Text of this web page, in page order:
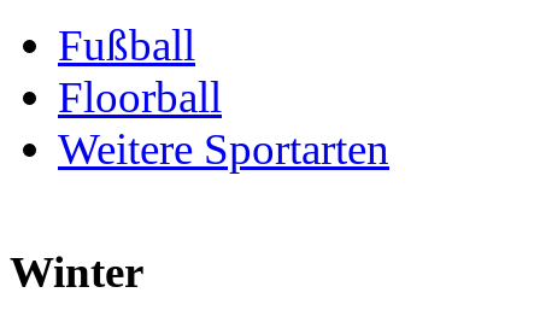
Fußball
Floorball
Weitere Sportarten
Winter